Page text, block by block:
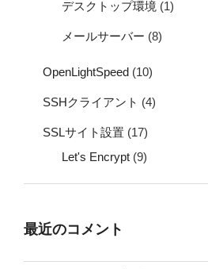
デスクトップ環境 (1)
メールサーバー (8)
OpenLightSpeed (10)
SSHクライアント (4)
SSLサイト設置 (17)
Let's Encrypt (9)
最近のコメント